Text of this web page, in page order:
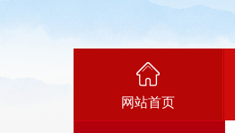
网站首页